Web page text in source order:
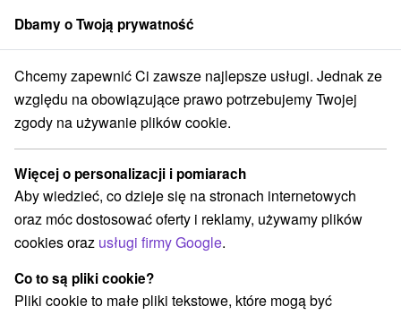
członek grupySorger
Tarcze Stredné Slovensko Žilinský kraj Liptovský Ján
Tarcze Liptovský Ján a v okolí
Kategorie
Wszystkie kategorie
Atrakcje turystyczne(2)
Tarcze(2) Atrakcje dla dzieci(2)
Aquaparki, baseny (1)
Ośrodki i miasteczka dziecięce(1) Źródła(2)
Dbamy o Twoją prywatność
Chcemy zapewnić Ci zawsze najlepsze usługi. Jednak ze
względu na obowiązujące prawo potrzebujemy Twojej
zgody na używanie plików cookie.
Więcej o personalizacji i pomiarach
Aby wiedzieć, co dzieje się na stronach internetowych
oraz móc dostosować oferty i reklamy, używamy plików
cookies oraz usługi firmy Google.
Co to są pliki cookie?
Pliki cookie to małe pliki tekstowe, które mogą być